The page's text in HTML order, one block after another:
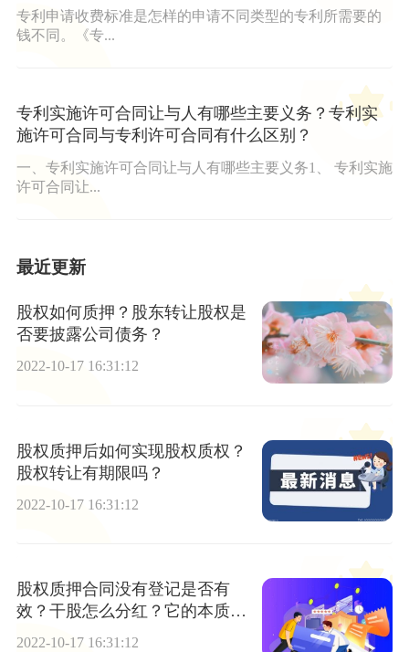
专利申请收费标准是怎样的申请不同类型的专利所需要的
钱不同。《专...
专利实施许可合同让与人有哪些主要义务？专利实
施许可合同与专利许可合同有什么区别？
一、专利实施许可合同让与人有哪些主要义务1、 专利实施
许可合同让...
最近更新
股权如何质押？股东转让股权是
否要披露公司债务？
2022-10-17 16:31:12
股权质押后如何实现股权质权？
股权转让有期限吗？
2022-10-17 16:31:12
股权质押合同没有登记是否有
效？干股怎么分红？它的本质是
什么？
2022-10-17 16:31:12